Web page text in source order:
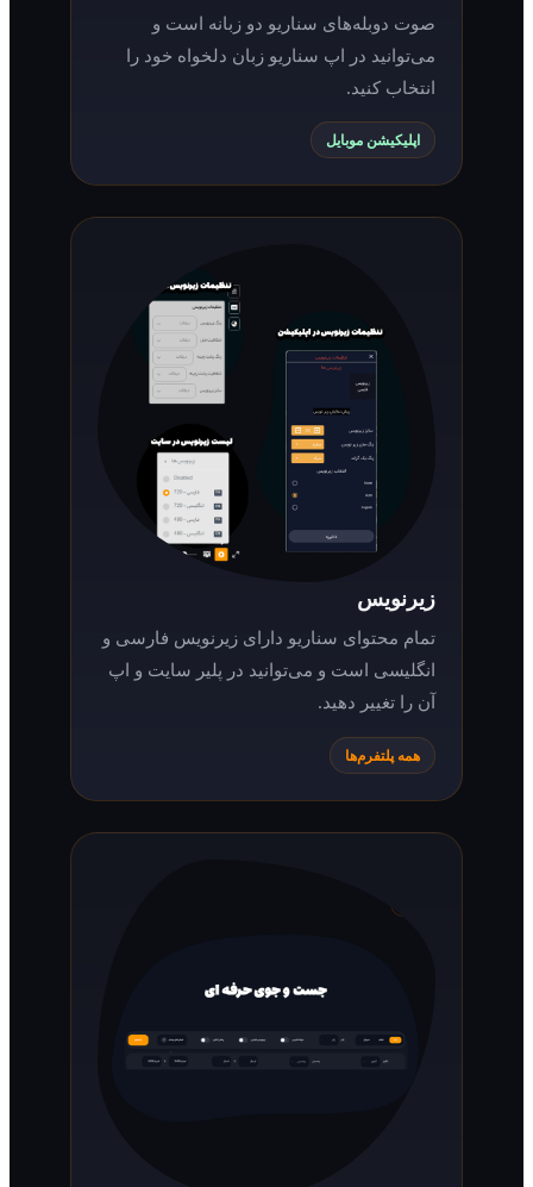
صوت دوبله‌های سناریو دو زبانه است و
می‌توانید در اپ سناریو زبان دلخواه خود را
انتخاب کنید.
اپلیکیشن موبایل
تمام محتوای سناریو دارای زیرنویس فارسی و
انگلیسی است و می‌توانید در پلیر سایت و اپ
آن را تغییر دهید.
همه پلتفرم‌ها